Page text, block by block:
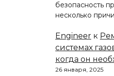
безопасность
несколько
Engineer к
системах
когда он
26 января, 2025